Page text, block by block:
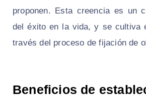
proponen. Esta creencia es un
del éxito en la vida, y se cultiva
través del proceso de fijación de
Beneficios de